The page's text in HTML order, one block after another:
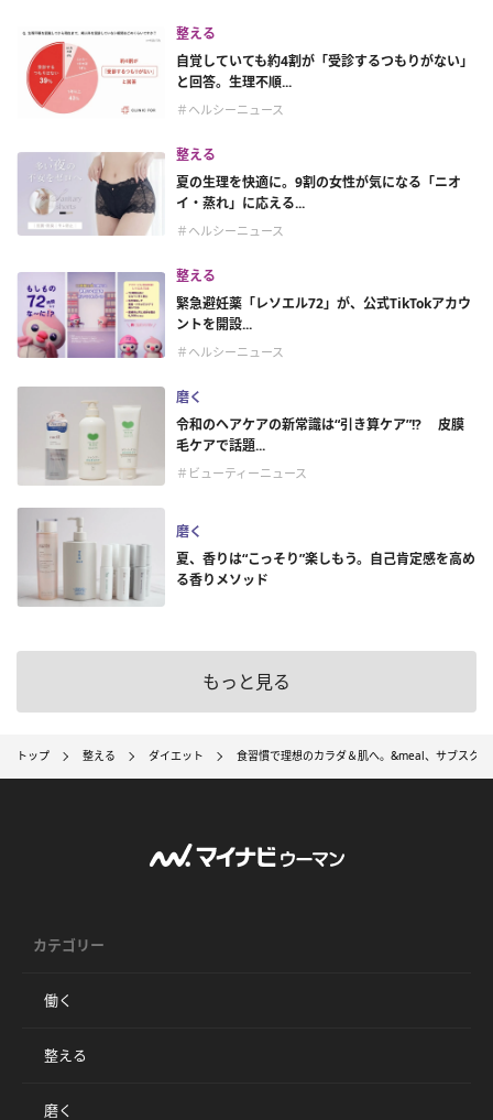
整える
自覚していても約4割が「受診するつもりがない」
と回答。生理不順...
＃ヘルシーニュース
整える
夏の生理を快適に。9割の女性が気になる「ニオ
イ・蒸れ」に応える...
＃ヘルシーニュース
整える
緊急避妊薬「レソエル72」が、公式TikTokアカウ
ントを開設...
＃ヘルシーニュース
磨く
令和のヘアケアの新常識は“引き算ケア”!? 皮膜
毛ケアで話題...
＃ビューティーニュース
磨く
夏、香りは“こっそり”楽しもう。自己肯定感を高め
る香りメソッド
もっと見る
トップ 整える ダイエット 食習慣で理想のカラダ＆肌へ。&meal、サブスク
カテゴリー
働く
整える
磨く